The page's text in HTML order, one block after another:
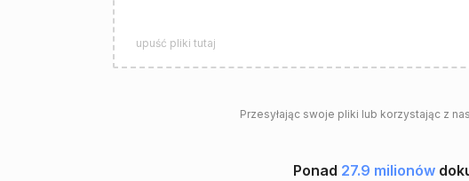
upuść pliki tutaj
Przesyłając swoje pliki lub korzystając z
Ponad 27.9 milionów